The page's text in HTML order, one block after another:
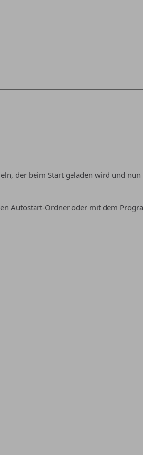
der beim Start geladen wird und
Autostart-Ordner oder mit dem